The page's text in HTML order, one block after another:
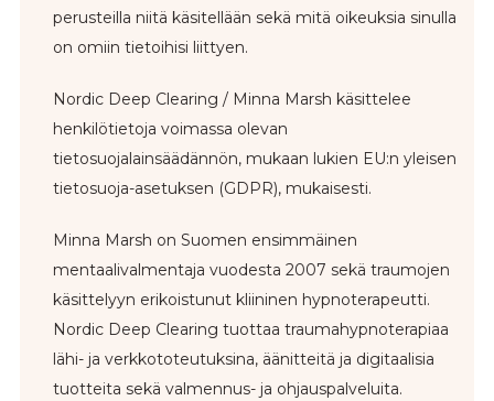
perusteilla niitä käsitellään sekä mitä oikeuksia sinulla
on omiin tietoihisi liittyen.
Nordic Deep Clearing / Minna Marsh käsittelee
henkilötietoja voimassa olevan
tietosuojalainsäädännön, mukaan lukien EU:n yleisen
tietosuoja-asetuksen (GDPR), mukaisesti.
Minna Marsh on Suomen ensimmäinen
mentaalivalmentaja vuodesta 2007 sekä traumojen
käsittelyyn erikoistunut kliininen hypnoterapeutti.
Nordic Deep Clearing tuottaa traumahypnoterapiaa
lähi- ja verkkototeutuksina, äänitteitä ja digitaalisia
tuotteita sekä valmennus- ja ohjauspalveluita.